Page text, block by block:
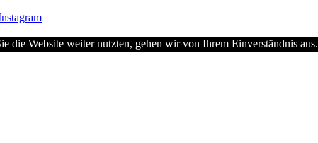
die Website weiter nutzten, gehen wir von Ihrem Einverständnis aus.